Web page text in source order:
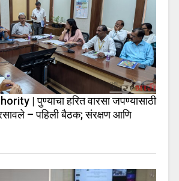
| पुण्याचा हरित वारसा जपण्यासाठी
– पहिली बैठक; संरक्षण आणि